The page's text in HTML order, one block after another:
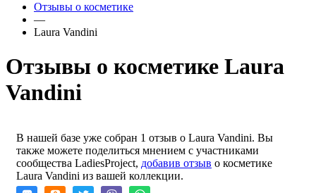
Отзывы о косметике
—
Laura Vandini
Отзывы о косметике Laura
Vandini
В нашей базе уже собран 1 отзыв о Laura Vandini. Вы
также можете поделиться мнением с участниками
сообщества LadiesProject, добавив отзыв о косметике
Laura Vandini из вашей коллекции.